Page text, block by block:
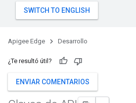
Apigee Edge Desarrollo
¿Te resultó útil?
ENVIAR COMENTARIOS